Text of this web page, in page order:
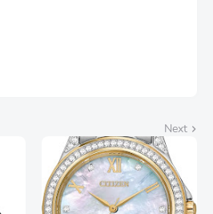
Next